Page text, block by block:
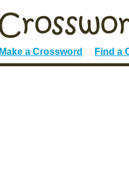
Make a Crossword Find a